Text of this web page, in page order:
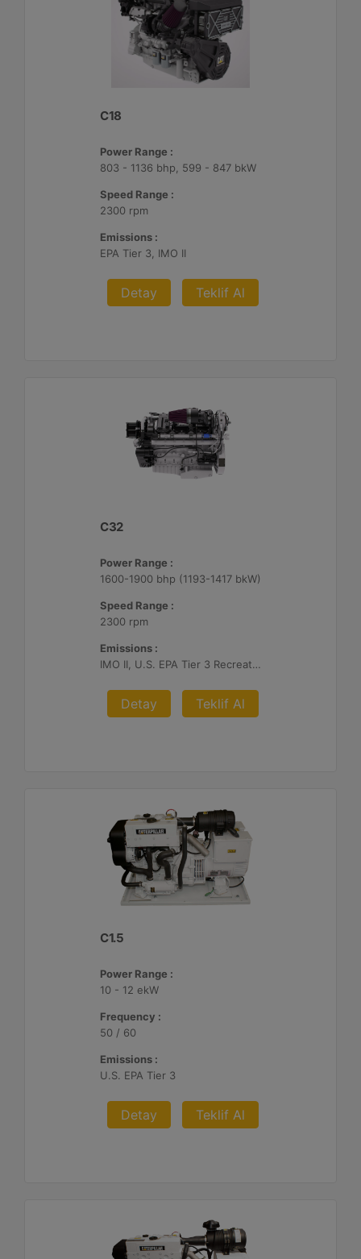
C18
Power Range :
803 - 1136 bhp, 599 - 847 bkW
Speed Range :
2300 rpm
Emissions :
EPA Tier 3, IMO II
Detay Teklif Al
C32
Power Range :
1600-1900 bhp (1193-1417 bkW)
Speed Range :
2300 rpm
Emissions :
IMO II, U.S. EPA Tier 3 Recreational, RCD, China Stage II
Detay Teklif Al
C1.5
Power Range :
10 - 12 ekW
Frequency :
50 / 60
Emissions :
U.S. EPA Tier 3
Detay Teklif Al